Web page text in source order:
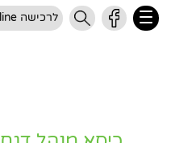
לרכישה Online